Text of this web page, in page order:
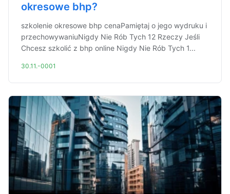
okresowe bhp?
szkolenie okresowe bhp cenaPamiętaj o jego wydruku i
przechowywaniuNigdy Nie Rób Tych 12 Rzeczy Jeśli
Chcesz szkolić z bhp online Nigdy Nie Rób Tych 1...
30.11.-0001